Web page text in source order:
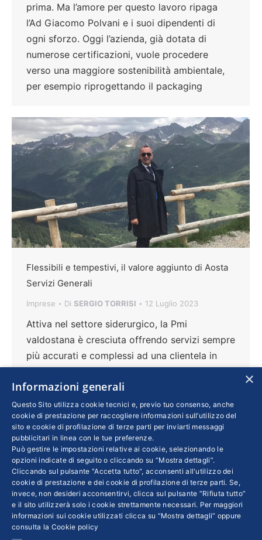
prima. Ma l’amore per questo lavoro ripaga
l’Ad Giacomo Polvani e i suoi dipendenti di
ogni sforzo. Oggi l’azienda, già dotata di
numerose certificazioni, vuole procedere
verso una maggiore sostenibilità ambientale,
per esempio riprogettando il packaging
Flessibili e tempestivi, il valore aggiunto di Aosta
Servizi Generali
Imprese Di SERGIO TORRISI 12 Luglio 2023
Attiva nel settore siderurgico, la Pmi
valdostana è cresciuta offrendo servizi sempre
più accurati e complessi ad una clientela in
presidente e Ad Francesco Turcato, che crede
fortemente nello spirito di squadra e ha messo
a disposizione dei propri dipendenti – oggi 115
– uno sportello apposito per gestire necessità
ed esigenze. E sulle prospettive della
siderurgia in Italia molto dipenderà
dall’evoluzione del conflitto in Ucraina
×
Informazioni generali
Questo Sito utilizza cookie tecnici e, previo tuo consenso, anche
cookie di prestazione per raccogliere informazioni sull’utilizzo del
sito e cookie di profilazione di terze parti per inviarti messaggi
pubblicitari in linea con le tue preferenze.
Può gestire le impostazioni relative ai cookie, selezionando le
opzioni indicate di seguito o cliccando su “Mostra dettagli”.
Cliccando sul pulsante "Accetta tutto", acconsenti all'utilizzo dei
cookie di prestazione e dei cookie di profilazione di terze parti. Se,
invece, non desideri acconsentirvi, clicca sul pulsante “Rifiuta tutto”
e il sito utilizzerà solo i cookie strettamente necessari. Per maggiori
informazioni sui cookie utilizzati clicca su “Mostra dettagli” oppure
consulta la Cookie policy